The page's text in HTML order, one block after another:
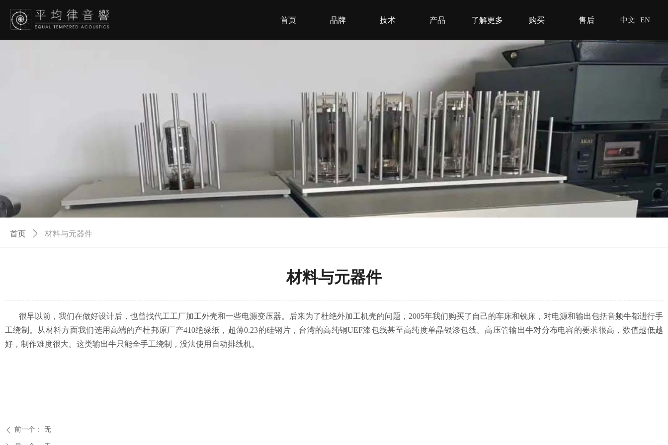
首页 品牌 技术 产品 了解更多 购买 售后 中文 EN
材料与元器件
很早以前，我们在做好设计后，也曾找代工工厂加工外壳和一些电源变压器。后来为了杜绝外加工机壳的问题，2005年我们购买了自己的车床和铣床，对电源和输出包括音频牛都进行手
工绕制。从材料方面我们选用高端的产杜邦原厂产410绝缘纸，超薄0.23的硅钢片，台湾的高纯铜UEF漆包线甚至高纯度单晶银漆包线。高压管输出牛对分布电容的要求很高，数值越低越
好，制作难度很大。这类输出牛只能全手工绕制，没法使用自动排线机。
首页 ꄲ 材料与元器件
ꄴ 前一个： 无